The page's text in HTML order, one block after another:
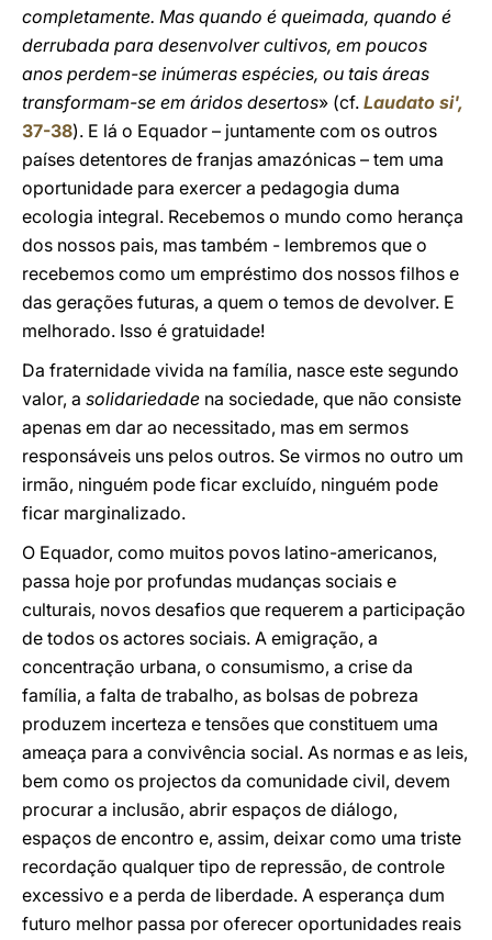
completamente. Mas quando é queimada, quando é
derrubada para desenvolver cultivos, em poucos
anos perdem-se inúmeras espécies, ou tais áreas
transformam-se em áridos desertos» (cf. Laudato si',
37-38). E lá o Equador – juntamente com os outros
países detentores de franjas amazónicas – tem uma
oportunidade para exercer a pedagogia duma
ecologia integral. Recebemos o mundo como herança
dos nossos pais, mas também - lembremos que o
recebemos como um empréstimo dos nossos filhos e
das gerações futuras, a quem o temos de devolver. E
melhorado. Isso é gratuidade!
Da fraternidade vivida na família, nasce este segundo
valor, a solidariedade na sociedade, que não consiste
apenas em dar ao necessitado, mas em sermos
responsáveis uns pelos outros. Se virmos no outro um
irmão, ninguém pode ficar excluído, ninguém pode
ficar marginalizado.
O Equador, como muitos povos latino-americanos,
passa hoje por profundas mudanças sociais e
culturais, novos desafios que requerem a participação
de todos os actores sociais. A emigração, a
concentração urbana, o consumismo, a crise da
família, a falta de trabalho, as bolsas de pobreza
produzem incerteza e tensões que constituem uma
ameaça para a convivência social. As normas e as leis,
bem como os projectos da comunidade civil, devem
procurar a inclusão, abrir espaços de diálogo,
espaços de encontro e, assim, deixar como uma triste
recordação qualquer tipo de repressão, de controle
excessivo e a perda de liberdade. A esperança dum
futuro melhor passa por oferecer oportunidades reais